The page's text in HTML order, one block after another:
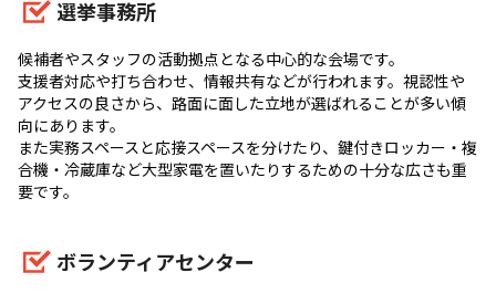
選挙事務所
候補者やスタッフの活動拠点となる中心的な会場です。
支援者対応や打ち合わせ、情報共有などが行われます。視認性や
アクセスの良さから、路面に面した立地が選ばれることが多い傾
向にあります。
また実務スペースと応接スペースを分けたり、鍵付きロッカー・複
合機・冷蔵庫など大型家電を置いたりするための十分な広さも重
要です。
ボランティアセンター